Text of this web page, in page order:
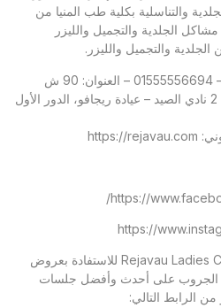
والتناسلية بكلية طب المنيا من
الجلدية والتجميل والليزر
والتجميل والليزر.
للحجز والاستعلام: 01011121127 – 01555556694 – العنوان: 90 ش
محيي الدين أبو العز – أمام بوابه 2 نادي الصيد – عيادة ريجافو، الدور الأول
https://rejavau.com
https://
https://
كما ندعوك للانضمام لجروب Rejavau Ladies Club للاستفادة بعروض
الجروب على أحدث وأفضل جلسات
الرابط التالي: